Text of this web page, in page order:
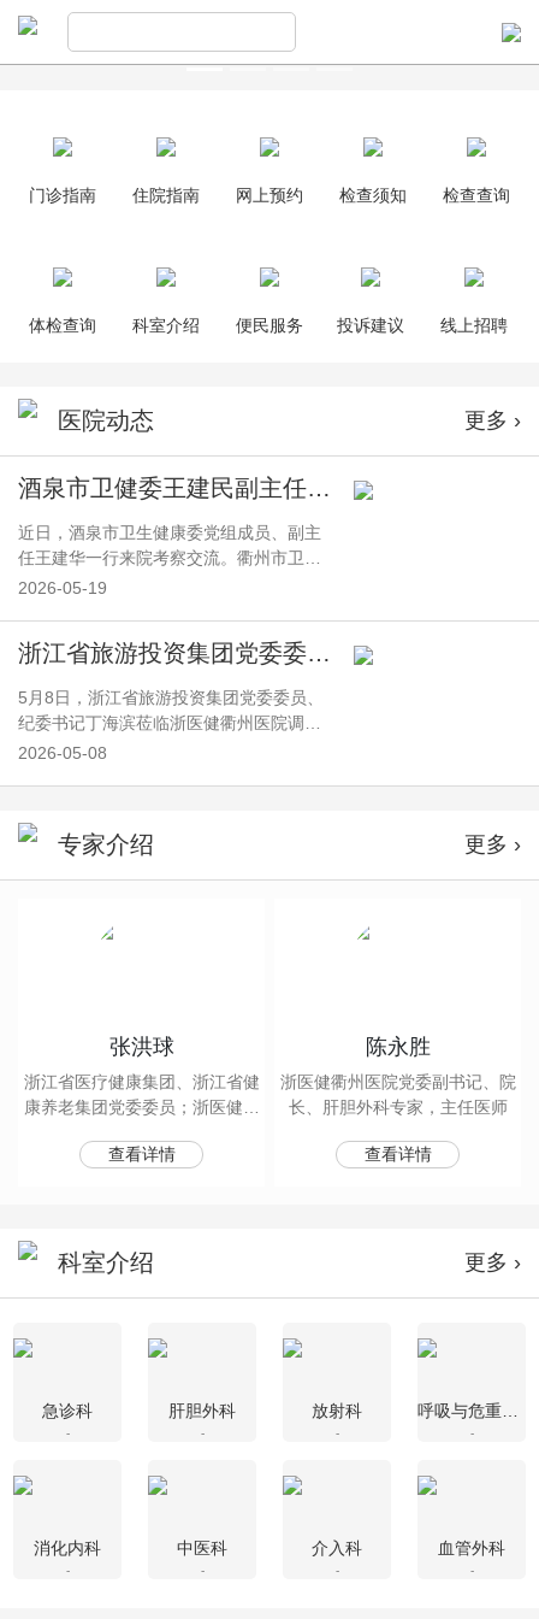
门诊指南 住院指南 网上预约 检查须知 检查查询
体检查询 科室介绍 便民服务 投诉建议 线上招聘
医院动态 更多 ›
酒泉市卫健委王建民副主任一行来院考察交流
近日，酒泉市卫生健康委党组成员、副主
任王建华一行来院考察交流。衢州市卫生
健康委党委委员、医政处处长王华清参加
作开展专项交流。浙医健衢州医院领导张
加座谈。
2026-05-19
浙江省旅游投资集团党委委员、纪委书记丁海滨调研浙医健衢州医院
5月8日，浙江省旅游投资集团党委委员、
纪委书记丁海滨莅临浙医健衢州医院调
研。驻集团公司纪检监察组副组长郑顺
2026-05-08
专家介绍 更多 ›
张洪球
浙江省医疗健康集团、浙江省健
康养老集团党委委员；浙医健衢
医学科、感染科专家；主任医师
查看详情
陈永胜
浙医健衢州医院党委副书记、院
长、肝胆外科专家，主任医师
查看详情
科室介绍 更多 ›
急诊科
-
肝胆外科
-
放射科
- -
消化内科
-
中医科
-
介入科
-
血管外科
-